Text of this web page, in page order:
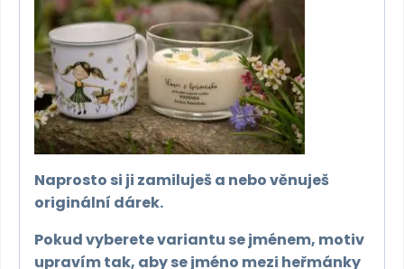
Naprosto si ji zamiluješ a nebo věnuješ
originální dárek.
Pokud vyberete variantu se jménem, motiv
upravím tak, aby se jméno mezi heřmánky